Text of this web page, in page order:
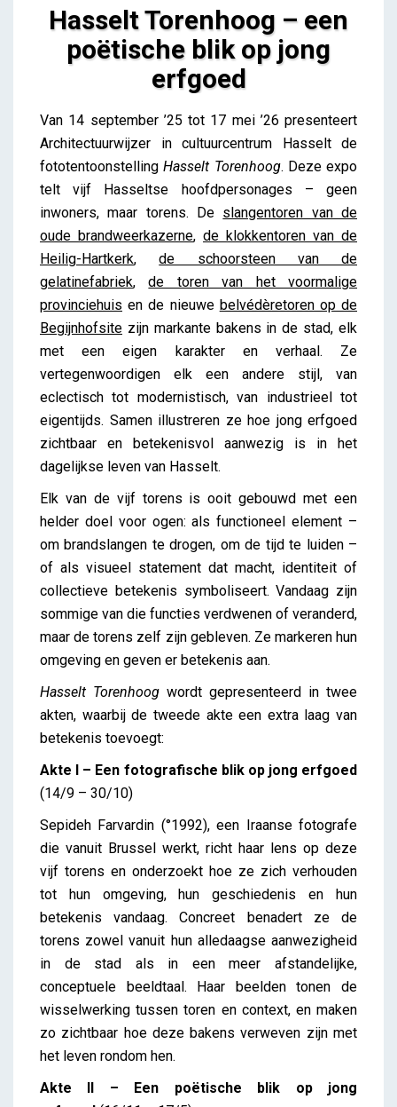
Hasselt Torenhoog – een
poëtische blik op jong
erfgoed
Hasselt Torenhoog – een poëtische blik op jong
Lieve Drooghmans
Van 14 september ’25 tot 17 mei ’26 presenteert
Architectuurwijzer in cultuurcentrum Hasselt de
fototentoonstellingHasselt Torenhoog. Deze expo
telt vijf Hasseltse hoofdpersonages – geen
inwoners, maar torens. De slangentoren van de
oude brandweerkazerne, de klokkentoren van de
Heilig-Hartkerk,de schoorsteen van de
gelatinefabriek,de toren van het voormalige
provinciehuis en de nieuwe belvédèretoren op de
Begijnhofsite zijn markante bakens in de stad, elk
met een eigen karakter en verhaal. Ze
vertegenwoordigen elk een andere stijl, van
eclectisch tot modernistisch, van industrieel tot
eigentijds. Samen illustreren ze hoe jong erfgoed
zichtbaar en betekenisvol aanwezig is in het
dagelijkse leven van Hasselt.
Elk van de vijf torens is ooit gebouwd met een
helder doel voor ogen: als functioneel element –
om brandslangen te drogen, om de tijd te luiden –
of als visueel statement dat macht, identiteit of
collectieve betekenis symboliseert. Vandaag zijn
sommige van die functies verdwenen of veranderd,
maar de torens zelf zijn gebleven. Ze markeren hun
omgeving en geven er betekenis aan.
Hasselt Torenhoog wordt gepresenteerd in twee
akten, waarbij de tweede akte een extra laag van
betekenis toevoegt:
Akte I – Een fotografische blik op jong erfgoed
(14/9 – 30/10)
Sepideh Farvardin (°1992),een Iraanse fotografe
die vanuit Brussel werkt, richt haar lens op deze
vijf torens en onderzoekt hoe ze zich verhouden
tot hun omgeving, hun geschiedenis en hun
betekenis vandaag. Concreet benadert ze de
torens zowel vanuit hun alledaagse aanwezigheid
in de stad als in een meer afstandelijke,
conceptuele beeldtaal. Haar beelden tonen de
wisselwerking tussen toren en context, en maken
zo zichtbaar hoe deze bakens verweven zijn met
het leven rondom hen.
Akte II – Een poëtische blik op jong